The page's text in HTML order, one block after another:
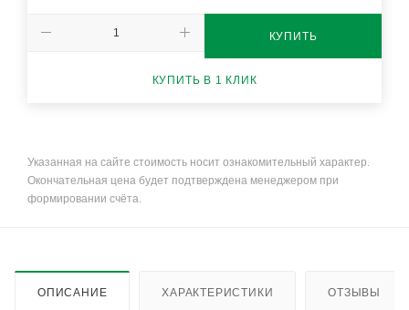
КУПИТЬ
КУПИТЬ В 1 КЛИК
Указанная на сайте стоимость носит ознакомительный характер.
Окончательная цена будет подтверждена менеджером при
формировании счёта.
ОПИСАНИЕ ХАРАКТЕРИСТИКИ ОТЗЫВЫ